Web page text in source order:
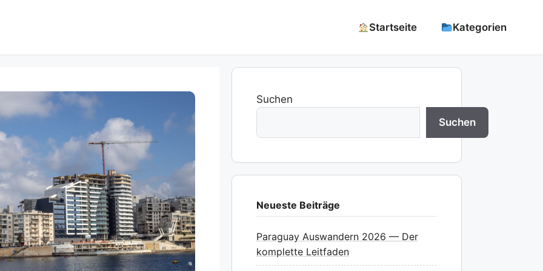
Startseite Kategorien
Suchen
Suchen
Neueste Beiträge
Paraguay Auswandern 2026 — Der
komplette Leitfaden